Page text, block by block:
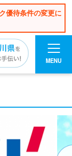
優待条件の変更に
MENU